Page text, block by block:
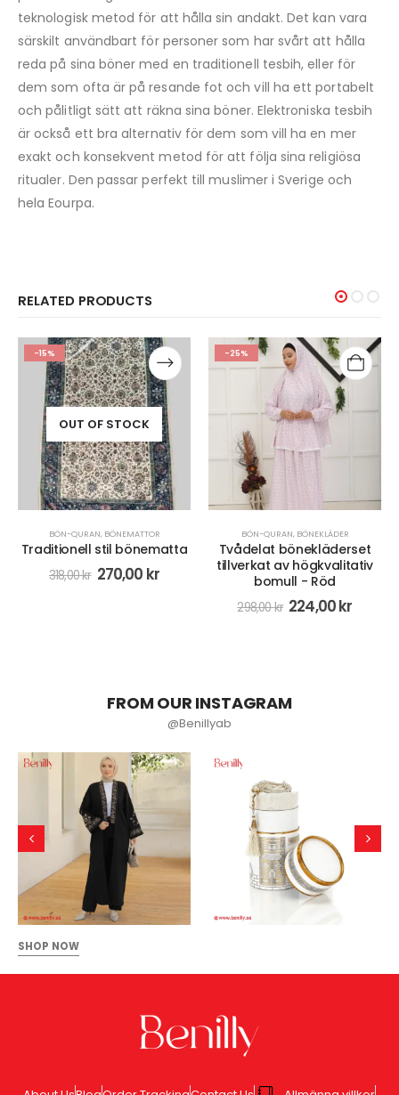
teknologisk metod för att hålla sin andakt. Det kan vara
särskilt användbart för personer som har svårt att hålla
reda på sina böner med en traditionell tesbih, eller för
dem som ofta är på resande fot och vill ha ett portabelt
och pålitligt sätt att räkna sina böner. Elektroniska tesbih
är också ett bra alternativ för dem som vill ha en mer
exakt och konsekvent metod för att följa sina religiösa
ritualer. Den passar perfekt till muslimer i Sverige och
hela Eourpa.
RELATED PRODUCTS
RADBAND/MISBAHA
-15%
OUT OF STOCK
BÖN-QURAN, BÖNEMATTOR
Traditionell stil bönematta
318,00kr 270,00 kr
-25%
BÖN-QURAN, BÖNEKLÄDER
Tvådelat bönekläderset
tillverkat av högkvalitativ
bomull - Röd
298,00kr 224,00kr
FROM OUR INSTAGRAM
@Benillyab
SHOP NOW